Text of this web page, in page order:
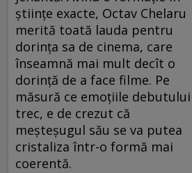
științe exacte, Octav Chelaru
merită toată lauda pentru
dorința sa de cinema, care
înseamnă mai mult decît o
dorință de a face filme. Pe
măsură ce emoțiile debutului
trec, e de crezut că
meșteșugul său se va putea
cristaliza într-o formă mai
coerentă.